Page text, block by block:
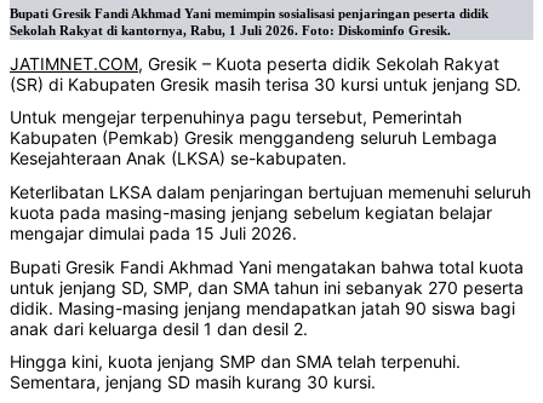
Bupati Gresik Fandi Akhmad Yani memimpin sosialisasi penjaringan peserta didik
Sekolah Rakyat di kantornya, Rabu, 1 Juli 2026. Foto: Diskominfo Gresik.
JATIMNET.COM, Gresik – Kuota peserta didik Sekolah Rakyat
(SR) di Kabupaten Gresik masih terisa 30 kursi untuk jenjang SD.
Untuk mengejar terpenuhinya pagu tersebut, Pemerintah
Kabupaten (Pemkab) Gresik menggandeng seluruh Lembaga
Kesejahteraan Anak (LKSA) se-kabupaten.
Keterlibatan LKSA dalam penjaringan bertujuan memenuhi seluruh
kuota pada masing-masing jenjang sebelum kegiatan belajar
mengajar dimulai pada 15 Juli 2026.
Bupati Gresik Fandi Akhmad Yani mengatakan bahwa total kuota
untuk jenjang SD, SMP, dan SMA tahun ini sebanyak 270 peserta
didik. Masing-masing jenjang mendapatkan jatah 90 siswa bagi
anak dari keluarga desil 1 dan desil 2.
Hingga kini, kuota jenjang SMP dan SMA telah terpenuhi.
Sementara, jenjang SD masih kurang 30 kursi.